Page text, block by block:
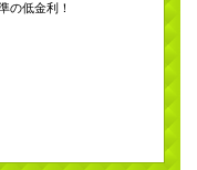
の低金利！